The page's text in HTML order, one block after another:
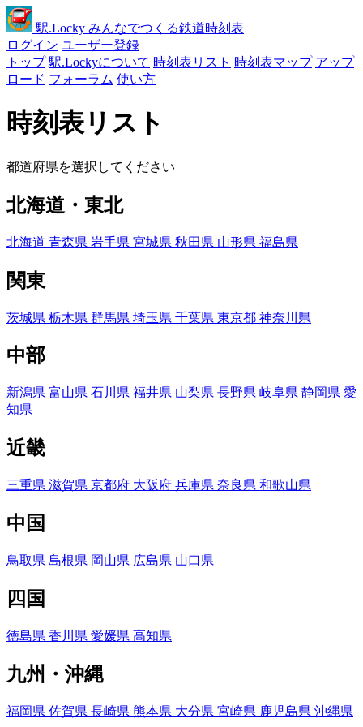
駅.Locky みんなでつくる鉄道時刻表
ログイン ユーザー登録
トップ 駅.Lockyについて 時刻表リスト 時刻表マップ アップ
ロード フォーラム 使い方
時刻表リスト
都道府県を選択してください
北海道・東北
北海道 青森県 岩手県 宮城県 秋田県 山形県 福島県
関東
茨城県 栃木県 群馬県 埼玉県 千葉県 東京都 神奈川県
中部
新潟県 富山県 石川県 福井県 山梨県 長野県 岐阜県 静岡県 愛
知県
近畿
三重県 滋賀県 京都府 大阪府 兵庫県 奈良県 和歌山県
中国
鳥取県 島根県 岡山県 広島県 山口県
四国
徳島県 香川県 愛媛県 高知県
九州・沖縄
福岡県 佐賀県 長崎県 熊本県 大分県 宮崎県 鹿児島県 沖縄県